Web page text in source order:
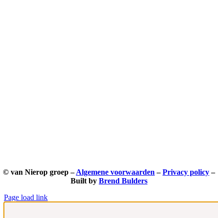
© van Nierop groep –Algemene voorwaarden –Privacy policy–
Built by Brend Bulders
Page load link
Ga